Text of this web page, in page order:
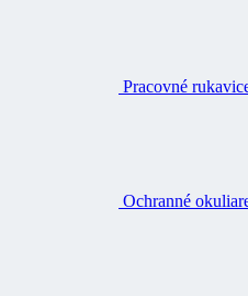
Pracovné
Ochranné